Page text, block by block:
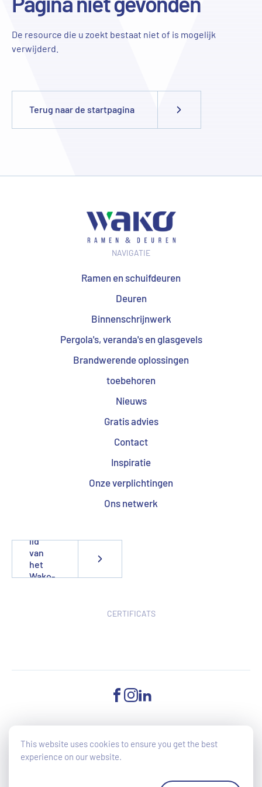
De resource die u zoekt bestaat niet of is mogelijk
verwijderd.
Terug naar de startpagina
NAVIGATIE
Ramen en schuifdeuren
Deuren
Binnenschrijnwerk
Pergola's, veranda's en glasgevels
Brandwerende oplossingen
toebehoren
Nieuws
Gratis advies
Contact
Inspiratie
Onze verplichtingen
Ons netwerk
lid
van
het
Wako-
CERTIFICATS
FACEBOOK
INSTAGRAM
LINKEDIN
©2025 Wako - All Rights reserved - Toegankelijkheid van de website
wordt momenteel verbeterd (EU-richtlijn 2019/882)
Privacy verklaring
This website uses cookies to ensure you get the best
experience on our website.